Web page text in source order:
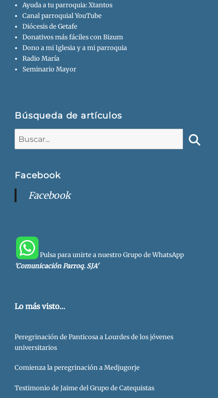
Ayuda a tu parroquia: Xtantos
Canal parroquial YouTube
Diócesis de Getafe
Donativos más fáciles con Bizum
Dono a mi Iglesia y a mi parroquia
Radio María
Seminario Mayor
Búsqueda de artículos
Facebook
Facebook
Pulsa para unirte a nuestro Grupo de WhatsApp
'Comunicación Parroq. SJA'
Lo más visto...
Peregrinación de Panticosa a Lourdes de los jóvenes
universitarios
Comienza la peregrinación a Medjugorje
Testimonio de Jaime del Grupo de Catequistas